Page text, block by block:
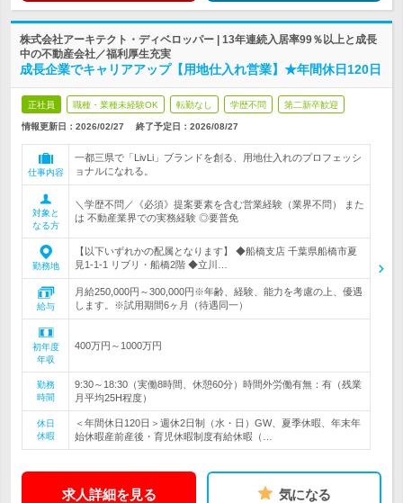
株式会社アーキテクト・ディベロッパー | 13年連続入居率99％以上と成長
中の不動産会社／福利厚生充実
成長企業でキャリアアップ【用地仕入れ営業】★年間休日120日
正社員 職種・業種未経験OK 転勤なし 学歴不問 第二新卒歓迎
情報更新日：2026/02/27 終了予定日： 2026/08/27
仕事内容
一都三県で「LivLi」ブランドを創る、用地仕入れのプロフェッシ
ョナルになれる。
対象と
なる方
＼学歴不問／《必須》提案要素を含む営業経験（業界不問） また
は 不動産業界での実務経験 ◎要普免
勤務地
【以下いずれかの配属となります】 ◆船橋支店 千葉県船橋市夏
見1-1-1 リブリ・船橋2階 ◆立川…
給与
月給250,000円～300,000円※年齢、経験、能力を考慮の上、優遇
します。※試用期間6ヶ月（待遇同一）
初年度
年収
400万円～1000万円
勤務
時間
9:30～18:30（実働8時間、休憩60分）時間外労働有無：有（残業
月平均25H程度）
休日
休暇
＜年間休日120日＞週休2日制（水・日）GW、夏季休暇、年末年
始休暇産前産後・育児休暇制度有給休暇（…
求人詳細を見る 気になる